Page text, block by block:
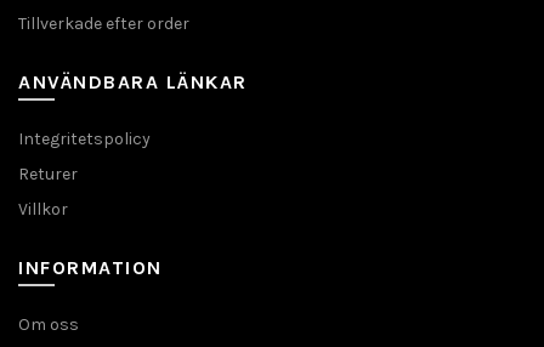
Tillverkade efter order
ANVÄNDBARA LÄNKAR
Integritetspolicy
Returer
Villkor
INFORMATION
Om oss